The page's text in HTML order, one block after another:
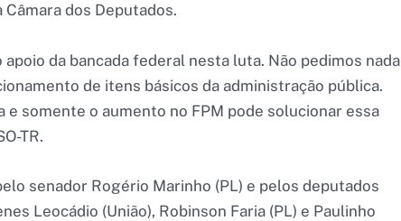
dos Deputados.
da bancada federal nesta luta. Não pedimos nada
de itens básicos da administração pública.
e somente o aumento no FPM pode solucionar essa
TR.
senador Rogério Marinho (PL) e pelos deputados
Leocádio (União), Robinson Faria (PL) e Paulinho